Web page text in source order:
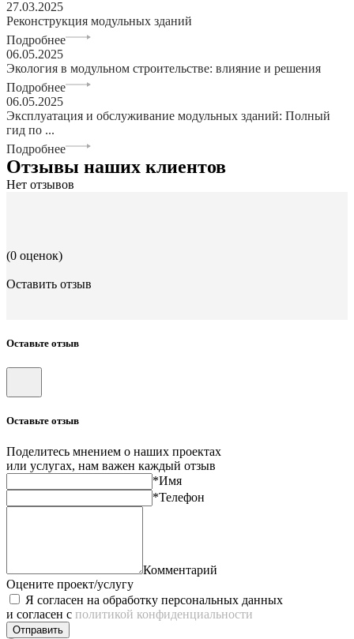
27.03.2025
Реконструкция модульных зданий
Подробнее
06.05.2025
Экология в модульном строительстве: влияние и решения
Подробнее
06.05.2025
Эксплуатация и обслуживание модульных зданий: Полный
гид по ...
Подробнее
Отзывы наших клиентов
Нет отзывов
(0 оценок)
Оставить отзыв
Оставьте отзыв
Оставьте отзыв
Поделитесь мнением о наших проектах
или услугах, нам важен каждый отзыв
*Имя
*Телефон
Комментарий
Оцените проект/услугу
Я согласен на обработку персональных данных
и согласен с политикой конфиденциальности
Отправить